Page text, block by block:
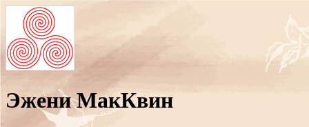
Эжени МакКвин